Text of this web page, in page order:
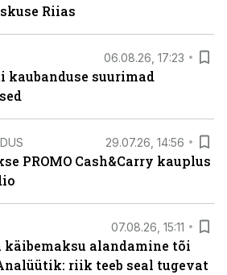
Riias
06.08.26, 17:23
kaubanduse suurimad
29.07.26, 14:56
PROMO Cash&Carry kauplus
07.08.26, 15:11
käibemaksu alandamine tõi
riik teeb seal tugevat